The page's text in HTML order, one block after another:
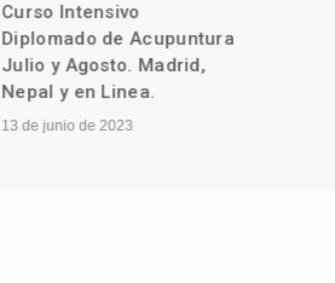
Curso Intensivo
Diplomado de Acupuntura
Julio y Agosto. Madrid,
Nepal y en Linea.
13 de junio de 2023